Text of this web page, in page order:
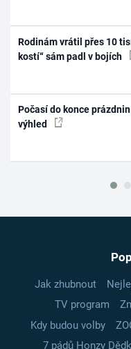
Rodinám vrátil přes 10
kostí“ sám padl v bojích
Počasí do konce
výhled
Jak zhubnout
TV program
Kdy budou volby
7 pádů Honzy